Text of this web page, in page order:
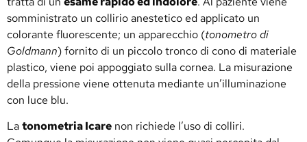
somministrato un collirio anestetico ed applicato un
colorante fluorescente; un apparecchio (tonometro di
Goldmann) fornito di un piccolo tronco di cono di materiale
plastico, viene poi appoggiato sulla cornea. La misurazione
della pressione viene ottenuta mediante un’illuminazione
con luce blu.
Latonometria Icare non richiede l’uso di colliri.